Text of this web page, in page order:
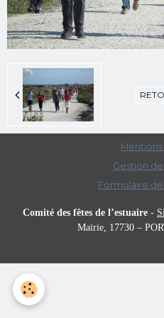
Gestion
Formulaire
Comité des fêtes de l’estuaire -
Mairie, 17730 –